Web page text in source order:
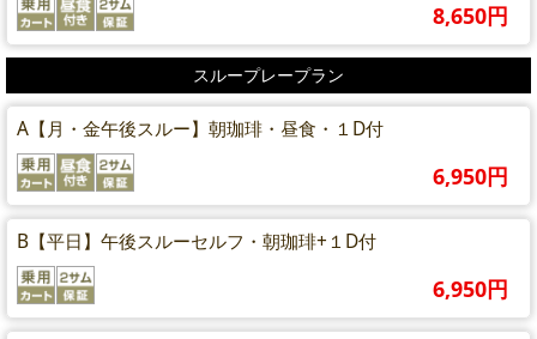
8,650円
スループレープラン
A【月・金午後スルー】朝珈琲・昼食・１D付
6,950円
B【平日】午後スルーセルフ・朝珈琲+１D付
6,950円